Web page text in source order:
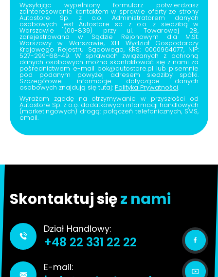
Wysyłając wypełniony formularz potwierdzasz
zainteresowanie kontaktem w sprawie oferty ze strony
Autostore Sp. z o.o. Administratorem danych
osobowych jest Autostore sp. z o.o. z siedzibą w
Warszawie (00-839) przy ul. Towarowej 28,
zarejestrowana w Sądzie Rejonowym dla M.St.
Warszawy w Warszawie, XIII Wydział Gospodarczy
Krajowego Rejestru Sądowego, KRS: 0000964077, NIP:
527-299-68-49. W sprawach związanych z ochroną
danych osobowych można skontaktować się z nami za
pośrednictwem e-mail bok@autostore.pl lub pisemnie
pod podanym powyżej adresem siedziby spółki.
Szczegółowe informacje dotyczące danych
osobowych znajdują się tutaj: Polityka Prywatności.
Wyrażam zgodę na otrzymywanie w przyszłości od
Autostore Sp. z o.o. dodatkowych informacji handlowych
(marketingowych) drogą: połączeń telefonicznych, SMS,
email.
Skontaktuj sięz nami
Dział Handlowy:
+48 22 331 22 22
E-mail: